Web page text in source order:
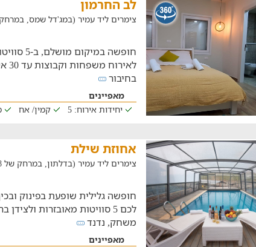
לב החרמון
צימרים ליד עמיר (במג'דל שמס, במרחק של
חופשה
בחיבור
מאפיינים
יחידות אירוח: 5
קמין/ אח
אחוזת שילת
צימרים ליד עמיר (בדלתון, במרחק של 21.8 ק"מ)
חופשה גלילית שופעת בפינוק
לכם 5 סוויטות מאובזרות
משחק, נדנד
מאפיינים